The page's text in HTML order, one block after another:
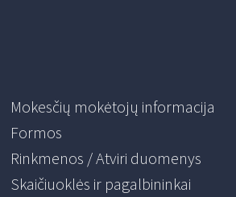
Mokesčių mokėtojų informacija
Formos
Rinkmenos / Atviri duomenys
Skaičiuoklės ir pagalbininkai